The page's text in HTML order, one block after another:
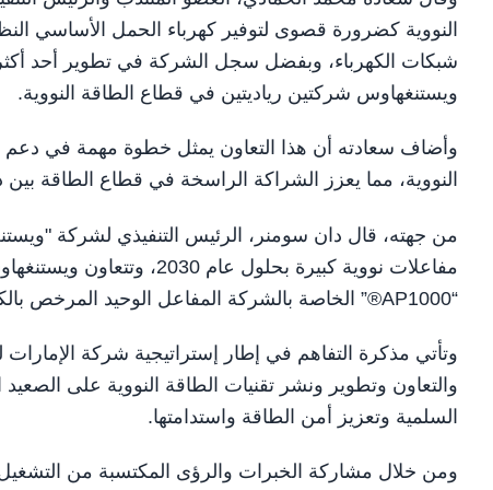
النووية كضرورة قصوى لتوفير كهرباء الحمل الأساسي
شبكات الكهرباء، وبفضل سجل الشركة في تطوير أحد أكثر
ويستنغهاوس شركتين رياديتين في قطاع الطاقة النووية.
وأضاف سعادته أن هذا التعاون يمثل خطوة مهمة في دعم
النووية، مما يعزز الشراكة الراسخة في قطاع الطاقة بين
مفاعلات نووية كبيرة
“AP1000®” الخاصة بالشركة المفاعل الوحيد المرخص بالكامل والجاهز للبناء والمتوفر حالياً لتحقيق هذا الهدف.
وتأتي مذكرة التفاهم في إطار إستراتيجية شركة
والتعاون وتطوير ونشر تقنيات الطاقة النووية على
السلمية وتعزيز أمن الطاقة واستدامتها.
ومن خلال مشاركة الخبرات والرؤى المكتسبة من التشغيل